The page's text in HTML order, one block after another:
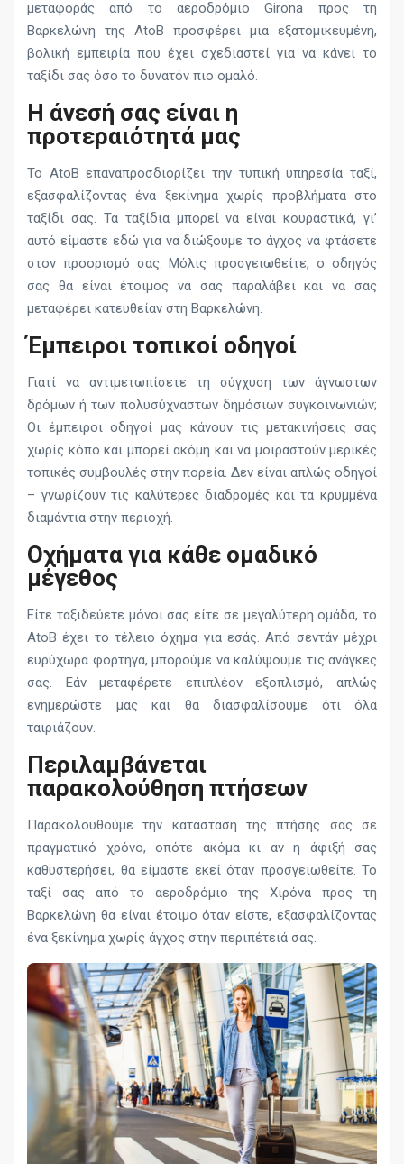
μεταφοράς από το αεροδρόμιο Girona προς τη
Βαρκελώνη της AtoB προσφέρει μια εξατομικευμένη,
βολική εμπειρία που έχει σχεδιαστεί για να κάνει το
ταξίδι σας όσο το δυνατόν πιο ομαλό.
Η άνεσή σας είναι η
προτεραιότητά μας
Το AtoB επαναπροσδιορίζει την τυπική υπηρεσία ταξί,
εξασφαλίζοντας ένα ξεκίνημα χωρίς προβλήματα στο
ταξίδι σας. Τα ταξίδια μπορεί να είναι κουραστικά, γι’
αυτό είμαστε εδώ για να διώξουμε το άγχος να φτάσετε
στον προορισμό σας. Μόλις προσγειωθείτε, ο οδηγός
σας θα είναι έτοιμος να σας παραλάβει και να σας
μεταφέρει κατευθείαν στη Βαρκελώνη.
Έμπειροι τοπικοί οδηγοί
Γιατί να αντιμετωπίσετε τη σύγχυση των άγνωστων
δρόμων ή των πολυσύχναστων δημόσιων συγκοινωνιών;
Οι έμπειροι οδηγοί μας κάνουν τις μετακινήσεις σας
χωρίς κόπο και μπορεί ακόμη και να μοιραστούν μερικές
τοπικές συμβουλές στην πορεία. Δεν είναι απλώς οδηγοί
– γνωρίζουν τις καλύτερες διαδρομές και τα κρυμμένα
διαμάντια στην περιοχή.
Οχήματα για κάθε ομαδικό
μέγεθος
Είτε ταξιδεύετε μόνοι σας είτε σε μεγαλύτερη ομάδα, το
AtoB έχει το τέλειο όχημα για εσάς. Από σεντάν μέχρι
ευρύχωρα φορτηγά, μπορούμε να καλύψουμε τις ανάγκες
σας. Εάν μεταφέρετε επιπλέον εξοπλισμό, απλώς
ενημερώστε μας και θα διασφαλίσουμε ότι όλα
ταιριάζουν.
Περιλαμβάνεται
παρακολούθηση πτήσεων
Παρακολουθούμε την κατάσταση της πτήσης σας σε
πραγματικό χρόνο, οπότε ακόμα κι αν η άφιξή σας
καθυστερήσει, θα είμαστε εκεί όταν προσγειωθείτε. Το
ταξί σας από το αεροδρόμιο της Χιρόνα προς τη
Βαρκελώνη θα είναι έτοιμο όταν είστε, εξασφαλίζοντας
ένα ξεκίνημα χωρίς άγχος στην περιπέτειά σας.